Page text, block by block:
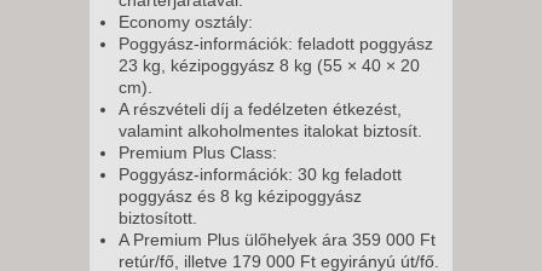
Economy osztály:
Poggyász-információk: feladott poggyász
23 kg, kézipoggyász 8 kg (55 × 40 × 20
cm).
A részvételi díj a fedélzeten étkezést,
valamint alkoholmentes italokat biztosít.
Premium Plus Class:
Poggyász-információk: 30 kg feladott
poggyász és 8 kg kézipoggyász
biztosított.
A Premium Plus ülőhelyek ára 359 000 Ft
retúr/fő, illetve 179 000 Ft egyirányú út/fő.